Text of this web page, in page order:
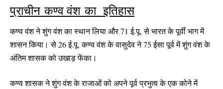
प्राचीन कण्व वंश का इतिहास
कण्व वंश ने शुंग वंश का स्थान लिया और 71 ई.पू. से भारत के पूर्वी भाग में
शासन किया। से 26 ई.पू. कण्व वंश के वासुदेव ने 75 ईसा पूर्व में शुंग वंश के
अंतिम शासक को उखाड़ फेंका।
कण्व शासक ने शुंग वंश के राजाओं को अपने पूर्व प्रभुत्व के एक कोने में